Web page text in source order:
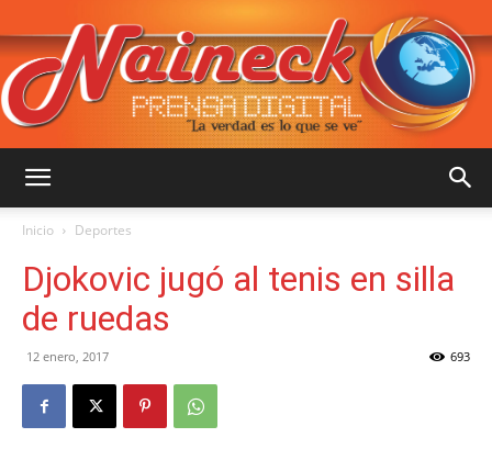
NAINECK
Inicio Deportes
Djokovic jugó al tenis en silla
de ruedas
12 enero, 2017 693